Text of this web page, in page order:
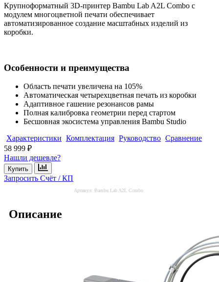
Крупноформатный 3D-принтер Bambu Lab A2L Combo с
модулем многоцветной печати обеспечивает
автоматизированное создание масштабных изделий из
коробки.
Особенности и преимущества
Область печати увеличена на 105%
Автоматическая четырехцветная печать из коробки
Адаптивное гашение резонансов рамы
Полная калибровка геометрии перед стартом
Бесшовная экосистема управления Bambu Studio
Характеристики Комплектация Руководство Сравнение
58 999 ₽
Нашли дешевле?
Купить
Запросить Счёт / КП
Артикул: Bambu Lab A2L Combo
Описание